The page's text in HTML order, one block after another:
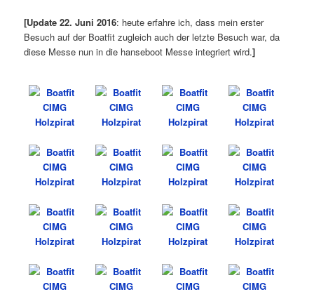
[Update 22. Juni 2016: heute erfahre ich, dass mein erster
Besuch auf der Boatfit zugleich auch der letzte Besuch war, da
diese Messe nun in die hanseboot Messe integriert wird.]